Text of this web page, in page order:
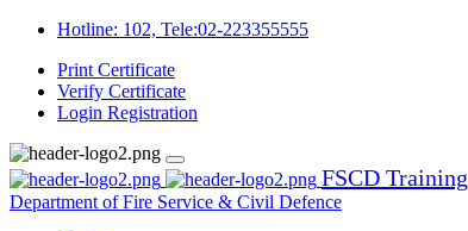
Hotline: 102, Tele:02-223355555
Print Certificate
Verify Certificate
Login Registration
FSCD Training
Department of Fire Service & Civil Defence